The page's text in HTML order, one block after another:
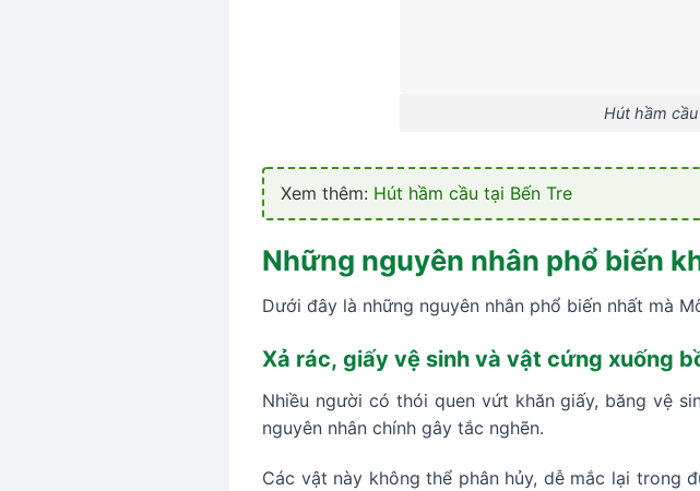
Hút hầm
Xem thêm: Hút hầm cầu tại Bến Tre
Những nguyên nhân phổ biến
Dưới đây là những nguyên nhân phổ biến nhất mà
Xả rác, giấy vệ sinh và vật cứng xuống
Nhiều người có thói quen vứt khăn giấy, băng vệ
nguyên nhân chính gây tắc nghẽn.
Các vật này không thể phân hủy, dễ mắc lại trong